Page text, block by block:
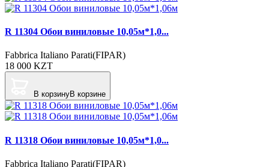
R 11304 Обои виниловые 10,05м*1,0...
Fabbrica Italiano Parati(FIPAR)
18 000 KZT
В корзинуВ корзине
R 11318 Обои виниловые 10,05м*1,0...
Fabbrica Italiano Parati(FIPAR)